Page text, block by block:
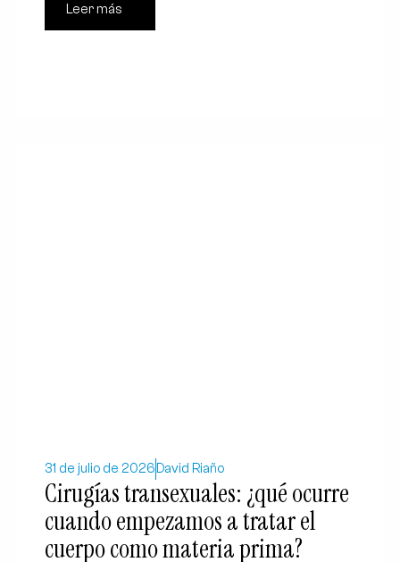
Leer más
31 de julio de 2026 David Riaño
Cirugías transexuales: ¿qué ocurre
cuando empezamos a tratar el
cuerpo como materia prima?